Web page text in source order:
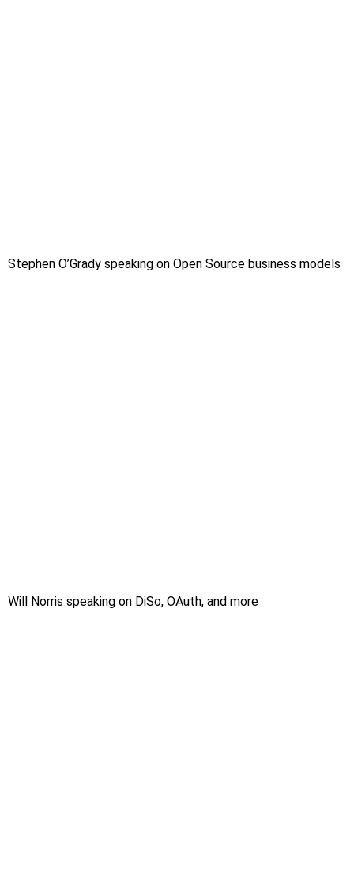
Stephen O’Grady speaking on Open Source business models
Will Norris speaking on DiSo, OAuth, and more